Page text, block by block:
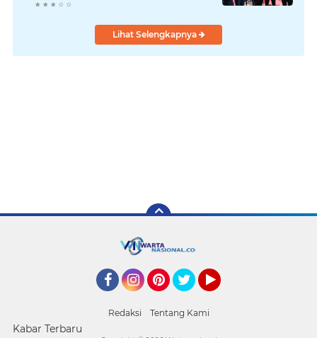
Lihat Selengkapnya
Redaksi Tentang Kami
Kabar Terbaru